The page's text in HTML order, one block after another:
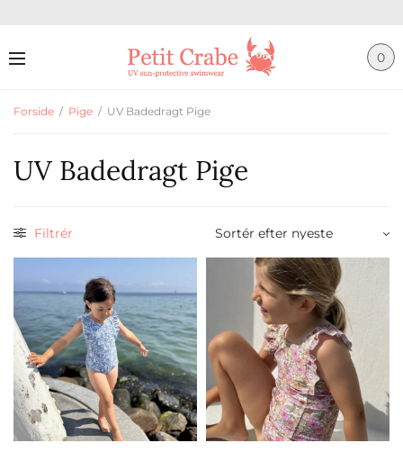
0
Forside / Pige / UV Badedragt Pige
UV Badedragt Pige
Filtrér